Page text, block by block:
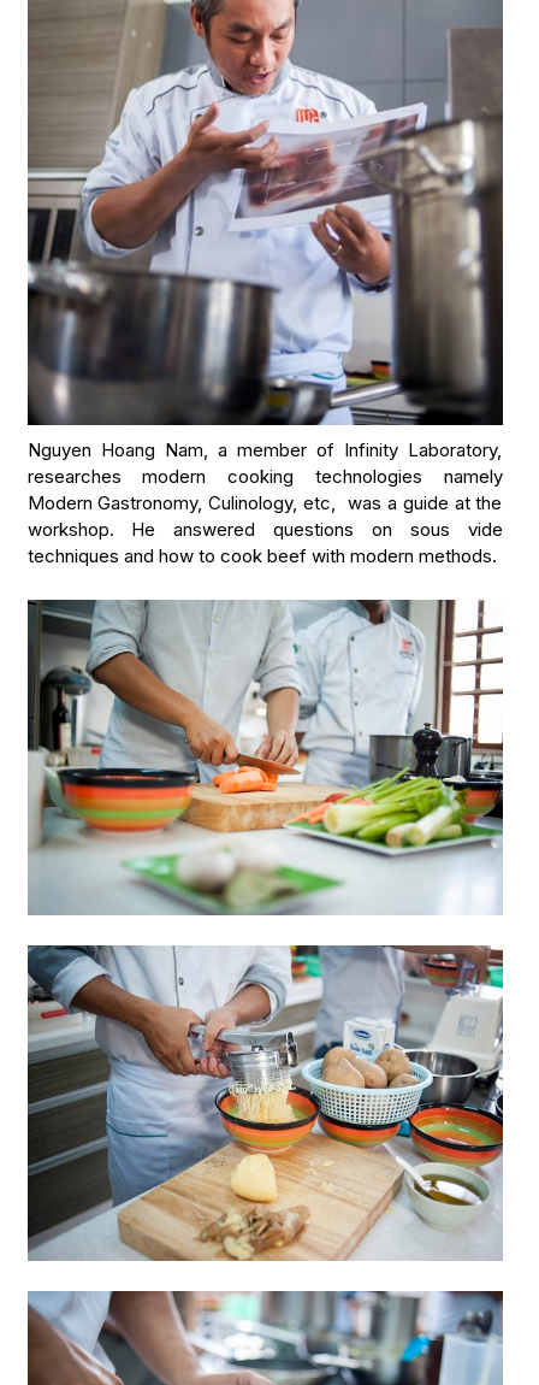
Nguyen Hoang Nam, a member of Infinity Laboratory,
researches modern cooking technologies namely
Modern Gastronomy, Culinology, etc, was a guide at the
workshop. He answered questions on sous vide
techniques and how to cook beef with modern methods.